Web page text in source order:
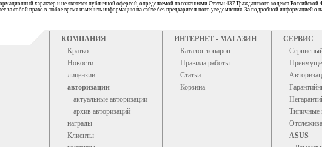
характер и не является публичной офертой, определяемой положениями Статьи 437 Гражданского кодекса
за собой право в любое время изменить информацию на сайте без предварительного уведомления. За подробной информацией о
КОМПАНИЯ
Кратко
Новости
лицензии
авторизации
актуальные авторизации
архив авторизаций
награды
Клиенты
ИНТЕРНЕТ - МАГАЗИН
Каталог товаров
Правила работы
Статьи
Корзина
СЕРВИС
Типичные
ASUS